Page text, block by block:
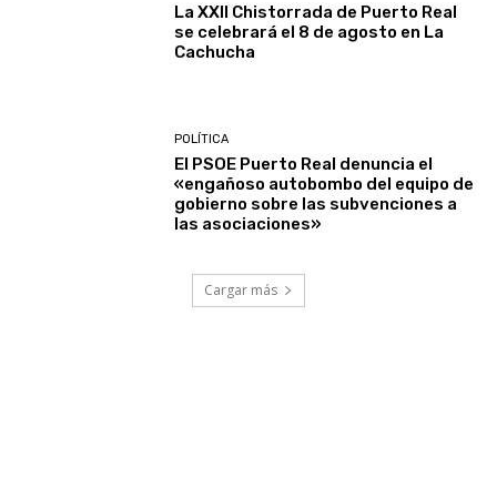
La XXII Chistorrada de Puerto Real
se celebrará el 8 de agosto en La
Cachucha
POLÍTICA
El PSOE Puerto Real denuncia el
«engañoso autobombo del equipo de
gobierno sobre las subvenciones a
las asociaciones»
Cargar más